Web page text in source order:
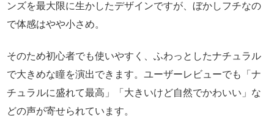
ンズを最大限に生かしたデザインですが、ぼかしフチなの
で体感はやや小さめ。
そのため初心者でも使いやすく、ふわっとしたナチュラル
で大きめな瞳を演出できます。ユーザーレビューでも「ナ
チュラルに盛れて最高」「大きいけど自然でかわいい」な
どの声が寄せられています。